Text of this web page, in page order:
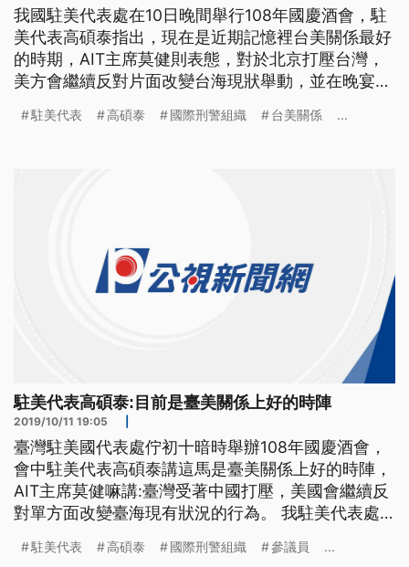
我國駐美代表處在10日晚間舉行108年國慶酒會，駐
美代表高碩泰指出，現在是近期記憶裡台美關係最好
的時期，AIT主席莫健則表態，對於北京打壓台灣，
美方會繼續反對片面改變台海現狀舉動，並在晚宴當
台關係持續數十年、無可撼動。 我駐美代表處10日
駐美代表 高碩泰 國際刑警組織 台美關係 ...
駐美代表高碩泰:目前是臺美關係上好的時陣
2019/10/11 19:05
臺灣駐美國代表處佇初十暗時舉辦108年國慶酒會，
會中駐美代表高碩泰講這馬是臺美關係上好的時陣，
AIT主席莫健嘛講:臺灣受著中國打壓，美國會繼續反
對單方面改變臺海現有狀況的行為。 我駐美代表處
及各國駐美使節代表都出席。駐美代表高碩泰在晚會
駐美代表 高碩泰 國際刑警組織 參議員 ...